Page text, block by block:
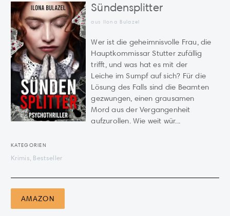
Sündensplitter
aus Ilona Bulazel
Wer ist die geheimnisvolle Frau, die
Hauptkommissar Stutter zufällig
trifft, und was hat es mit der
Leiche im Sumpf auf sich? Für die
Lösung des Falls sind die Beamten
gezwungen, einen grausamen
Mord aus der Vergangenheit
aufzurollen. Wie weit wür...
KATEGORIEN
Krimis, Bestseller
AMAZON